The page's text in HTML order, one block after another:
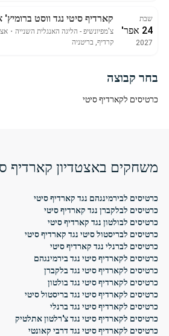
שבת
24 אפר'
2027
קארדיף סיטי נגד ווסט ברומיץ'
צ'מפיונשיפ - הליגה האנגלית השנייה ・
קרדיף, בריטניה
בחר קבוצה
כרטיסים לקארדיף סיטי
משחקים באצטדיון קארדיף
כרטיסים לבירמינגהם נגד קארדיף סיטי
כרטיסים לבלקברן נגד קארדיף סיטי
כרטיסים לבולטון נגד קארדיף סיטי
כרטיסים לבריסטול סיטי נגד קארדיף סיטי
כרטיסים לברנלי נגד קארדיף סיטי
כרטיסים לקארדיף סיטי נגד בירמינגהם
כרטיסים לקארדיף סיטי נגד בלקברן
כרטיסים לקארדיף סיטי נגד בולטון
כרטיסים לקארדיף סיטי נגד בריסטול סיטי
כרטיסים לקארדיף סיטי נגד ברנלי
כרטיסים לקארדיף סיטי נגד צ'רלטון אתלטיק
כרטיסים לקארדיף סיטי נגד דרבי קאונטי